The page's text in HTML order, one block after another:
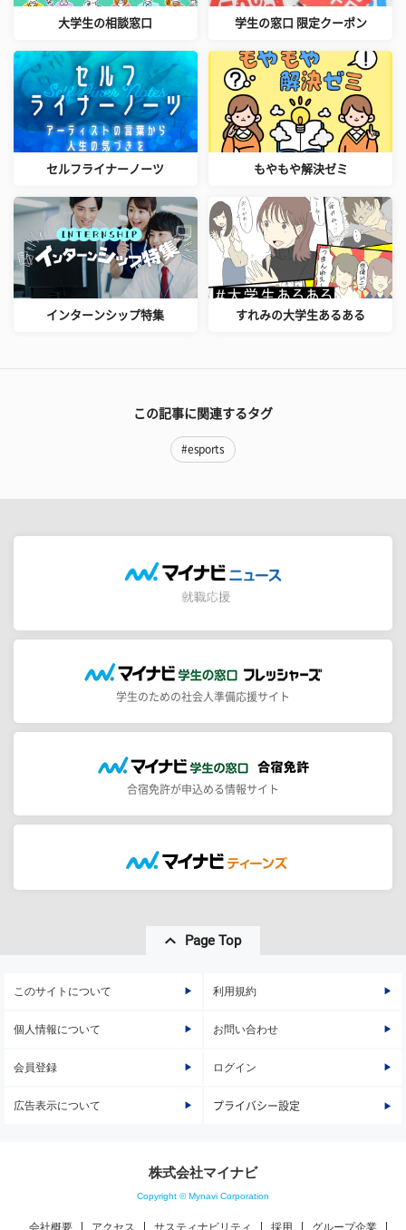
大学生の相談窓口 学生の窓口 限定クーポン
セルフライナーノーツ もやもや解決ゼミ
インターンシップ特集 すれみの大学生あるある
この記事に関連するタグ
#esports
学生のための社会人準備応援サイト
合宿免許が申込める情報サイト
Page Top
このサイトについて 利用規約
個人情報について お問い合わせ
会員登録 ログイン
広告表示について プライバシー設定
株式会社マイナビ
Copyright © Mynavi Corporation